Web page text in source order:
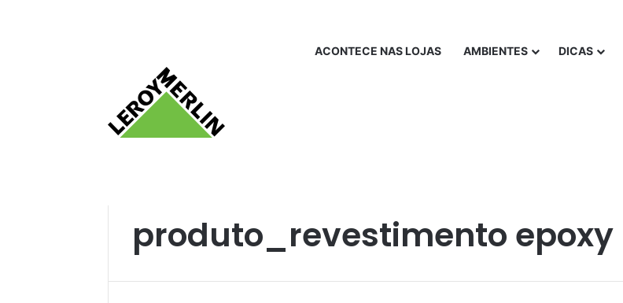
ACONTECE NAS LOJAS AMBIENTES DICAS
produto_revestimento epoxy